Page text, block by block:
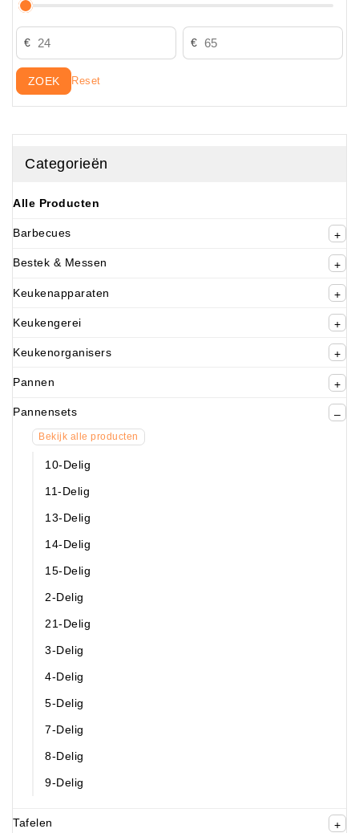
ZOEK Reset
Categorieën
Alle Producten
Barbecues
Bestek & Messen
Keukenapparaten
Keukengerei
Keukenorganisers
Pannen
Pannensets
Bekijk alle producten
10-Delig
11-Delig
13-Delig
14-Delig
15-Delig
2-Delig
21-Delig
3-Delig
4-Delig
5-Delig
7-Delig
8-Delig
9-Delig
Tafelen